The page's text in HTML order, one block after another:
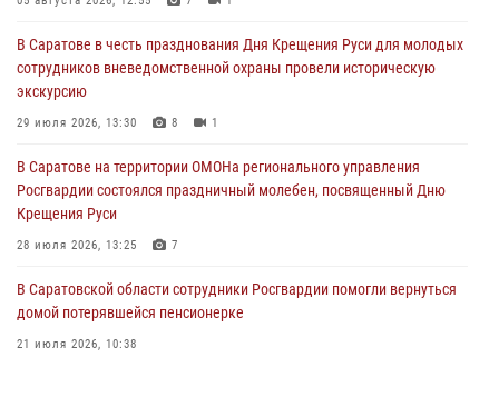
В Саратове в честь празднования Дня Крещения Руси для молодых
сотрудников вневедомственной охраны провели историческую
экскурсию
29 июля 2026, 13:30 8 1
В Саратове на территории ОМОНа регионального управления
Росгвардии состоялся праздничный молебен, посвященный Дню
Крещения Руси
28 июля 2026, 13:25 7
В Саратовской области сотрудники Росгвардии помогли вернуться
домой потерявшейся пенсионерке
21 июля 2026, 10:38